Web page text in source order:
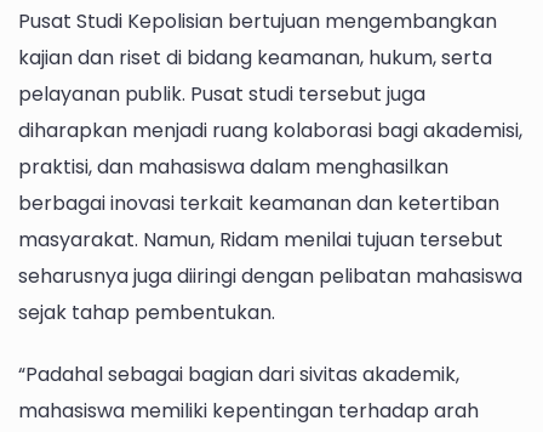
Pusat Studi Kepolisian bertujuan mengembangkan
kajian dan riset di bidang keamanan, hukum, serta
pelayanan publik. Pusat studi tersebut juga
diharapkan menjadi ruang kolaborasi bagi akademisi,
praktisi, dan mahasiswa dalam menghasilkan
berbagai inovasi terkait keamanan dan ketertiban
masyarakat. Namun, Ridam menilai tujuan tersebut
seharusnya juga diiringi dengan pelibatan mahasiswa
sejak tahap pembentukan.
“Padahal sebagai bagian dari sivitas akademik,
mahasiswa memiliki kepentingan terhadap arah